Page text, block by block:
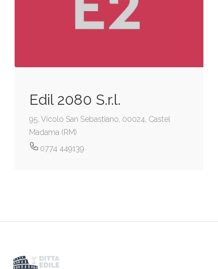
Edil 2080 S.r.l.
95, Vicolo San Sebastiano, 00024, Castel
Madama (RM)
0774 449139